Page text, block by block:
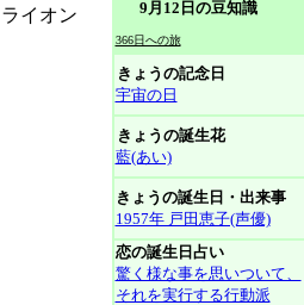
イオン 9月12日の豆知識
366日への旅
きょうの記念日
宇宙の日
きょうの誕生花
藍(あい)
きょうの誕生日・出来事
1957年 戸田恵子(声優)
恋の誕生日占い
驚く様な事を思いついて、
それを実行する行動派